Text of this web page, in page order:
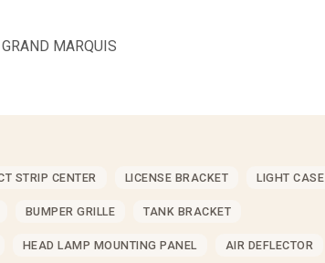
MARQUIS
STRIP CENTER LICENSE BRACKET LIGHT CASE
BUMPER GRILLE TANK BRACKET
HEAD LAMP MOUNTING PANEL AIR DEFLECTOR